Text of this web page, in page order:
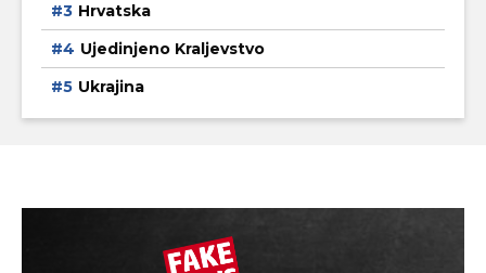
Hrvatska
Ujedinjeno Kraljevstvo
Ukrajina